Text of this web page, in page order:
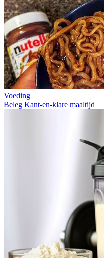
Voeding
Beleg Kant-en-klare maaltijd